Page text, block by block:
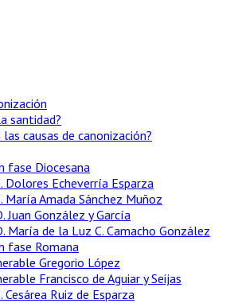
santidad?
las causas de canonización?
fase Diocesana
Dolores Echeverría Esparza
María Amada Sánchez Muñoz
Juan González y García
María de la Luz C. Camacho González
fase Romana
Gregorio López
Francisco de Aguiar y Seijas
Cesárea Ruiz de Esparza